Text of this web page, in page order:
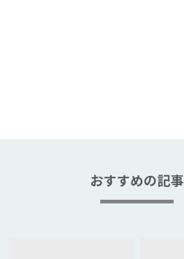
おすすめの記事